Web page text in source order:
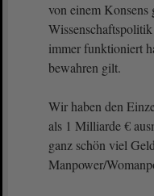
von einem Konsens
immer funktioniert
bewahren gilt.
Wir haben den
als 1 Milliarde €
ganz schön viel
Manpower/